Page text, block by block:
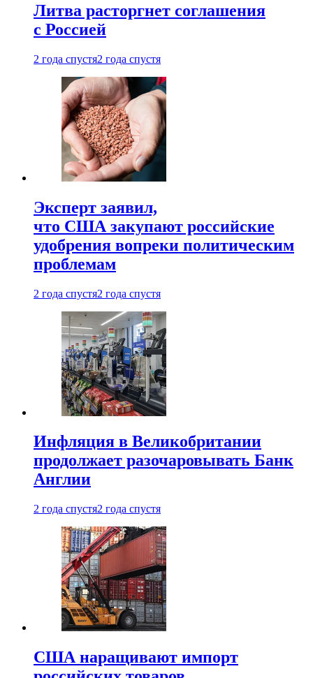
Литва расторгнет соглашения
с Россией
2 года спустя2 года спустя
Эксперт заявил,
что США закупают российские
удобрения вопреки политическим
проблемам
2 года спустя2 года спустя
Инфляция в Великобритании
продолжает разочаровывать Банк
Англии
2 года спустя2 года спустя
США наращивают импорт